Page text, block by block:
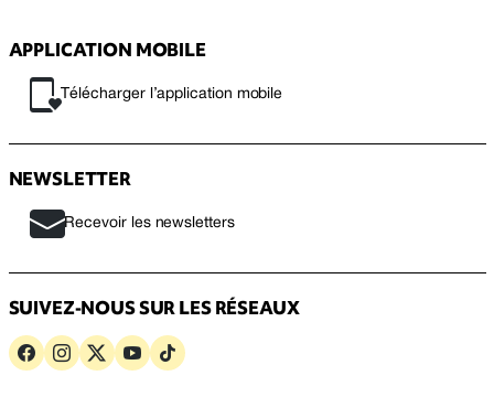
APPLICATION MOBILE
Télécharger l’application mobile
NEWSLETTER
Recevoir les newsletters
SUIVEZ-NOUS SUR LES RÉSEAUX